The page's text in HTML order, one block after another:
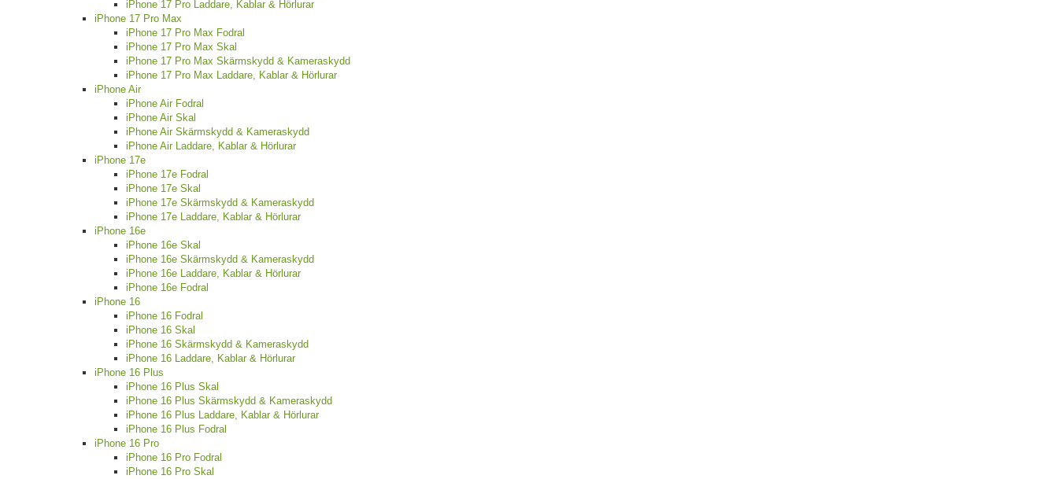
iPhone 17 Pro Laddare, Kablar & Hörlurar
iPhone 17 Pro Max
iPhone 17 Pro Max Fodral
iPhone 17 Pro Max Skal
iPhone 17 Pro Max Skärmskydd & Kameraskydd
iPhone 17 Pro Max Laddare, Kablar & Hörlurar
iPhone Air
iPhone Air Fodral
iPhone Air Skal
iPhone Air Skärmskydd & Kameraskydd
iPhone Air Laddare, Kablar & Hörlurar
iPhone 17e
iPhone 17e Fodral
iPhone 17e Skal
iPhone 17e Skärmskydd & Kameraskydd
iPhone 17e Laddare, Kablar & Hörlurar
iPhone 16e
iPhone 16e Skal
iPhone 16e Skärmskydd & Kameraskydd
iPhone 16e Laddare, Kablar & Hörlurar
iPhone 16e Fodral
iPhone 16
iPhone 16 Fodral
iPhone 16 Skal
iPhone 16 Skärmskydd & Kameraskydd
iPhone 16 Laddare, Kablar & Hörlurar
iPhone 16 Plus
iPhone 16 Plus Skal
iPhone 16 Plus Skärmskydd & Kameraskydd
iPhone 16 Plus Laddare, Kablar & Hörlurar
iPhone 16 Plus Fodral
iPhone 16 Pro
iPhone 16 Pro Fodral
iPhone 16 Pro Skal